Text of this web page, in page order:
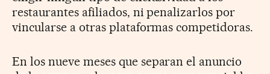
restaurantes afiliados, ni penalizarlos por
vincularse a otras plataformas competidoras.
En los nueve meses que separan el anuncio